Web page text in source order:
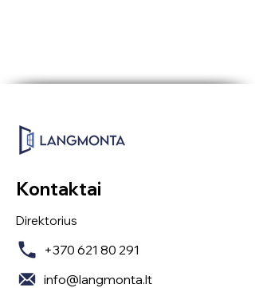
Kontaktai
Direktorius
+370 621 80 291
info@langmonta.lt